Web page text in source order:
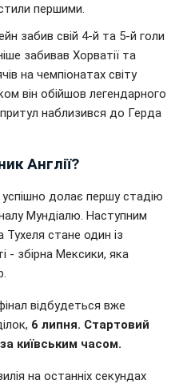
першими.
забив свій 4-й та 5-й голи
забивав Хорватії та
на чемпіонатах світу
він обійшов легендарного
наблизився до Герда
Англії?
успішно долає першу стадію
Мундіалю. Наступним
стане один із
- збірна Мексики, яка
відбудеться вже
6 липня. Стартовий
київським часом.
на останніх секундах